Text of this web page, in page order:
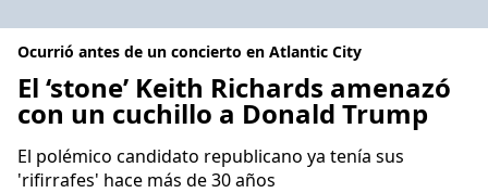
Ocurrió antes de un concierto en Atlantic City
El ‘stone’ Keith Richards amenazó
con un cuchillo a Donald Trump
El polémico candidato republicano ya tenía sus
'rifirrafes' hace más de 30 años